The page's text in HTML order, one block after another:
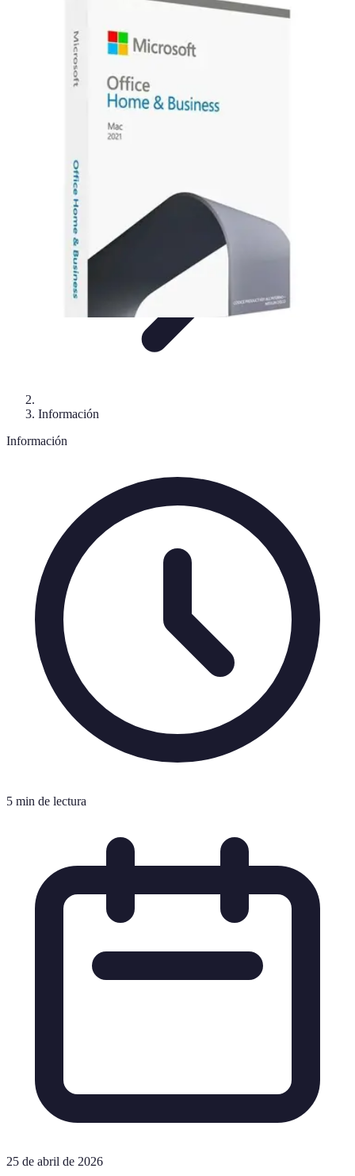
Herramientas Digitales
ActualizaciónFiltración y EvaluaciónVerificación de información
Información Actualizada
Información
Información
5 min de lectura
25 de abril de 2026